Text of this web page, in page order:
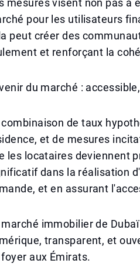
mesures visent non pas à
pour les utilisateurs
peut créer des
et renforçant la
du marché :
combinaison de taux
et de mesures
les locataires deviennent
dans la réalisation
et en assurant
marché immobilier de
transparent, et
aux Émirats.